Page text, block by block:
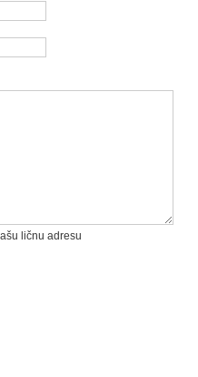
ličnu adresu